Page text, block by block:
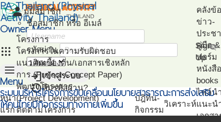
PA Thailand (Physical
Activity Thailand)
Owner Menu
apps
personมุมสมาชิก
ชื่อสมาชิก หรือ อีเมล์
รหัสผ่าน visibility_off
loginเข้าสู่ระบบ
restoreลืมรหัสผ่าน?
Sign
Up
menu
Menu
หน้า
แรก
โครงการ
โครงการในความรับผิดชอบ
แนวคิดเบื้องต้น/เอกสารเชิงหลัก
การ (Project Concept Paper)
พัฒนาโครงการ
(Project Development)
ติดตามโครงการ
ปฎิทิน-
กิจกรรม
วิเคราะห์
คลังข้
ข่าว-
ประช
คู่มือ
ฟอร์ม
หนังสื
books
ไฟล์น
แนะน
เอกสา
ระบบบริหารโครงการขับเคลื่อนนโยบายสาธารณะการส่งเสริม
ให้คนไทยมีกิจกรรมทางกายเพิ่มขึ้น